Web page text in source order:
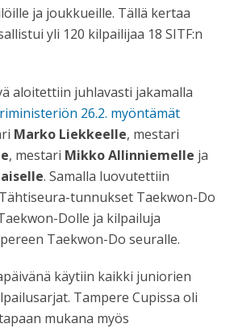
ja joukkueille. Tällä kertaa
yli 120 kilpailijaa 18 SITF:n
aloitettiin juhlavasti jakamalla
26.2. myöntämät
Marko Liekkeelle, mestari
, mestari Mikko Allinniemelle ja
. Samalla luovutettiin
tunnukset Taekwon-Do
Dolle ja kilpailuja
Taekwon-Do seuralle.
käytiin kaikki juniorien
Tampere Cupissa oli
mukana myös